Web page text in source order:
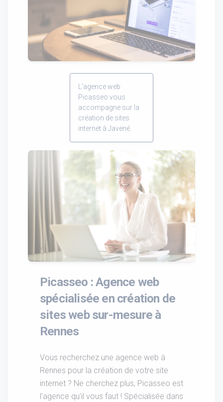
L'agence web
Picasseo vous
accompagne sur la
création de sites
internet à Javené.
Picasseo : Agence web
spécialisée en création de
sites web sur-mesure à
Rennes
Vous recherchez une agence web à
Rennes pour la création de votre site
internet ? Ne cherchez plus, Picasseo est
l'agence qu'il vous faut ! Spécialisée dans